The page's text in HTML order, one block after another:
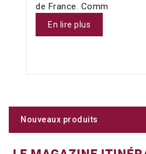
de France. Comm
En lire plus
Nouveaux produits